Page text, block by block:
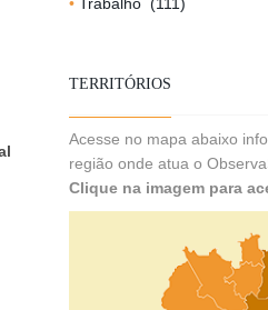
TERRITÓRIOS
Acesse no mapa abaixo
região onde atua o
Clique na imagem para